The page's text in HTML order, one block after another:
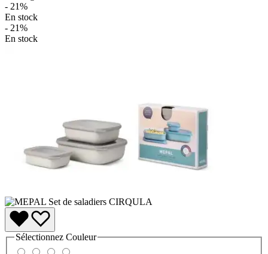
- 21%
En stock
- 21%
En stock
Sélectionnez Couleur